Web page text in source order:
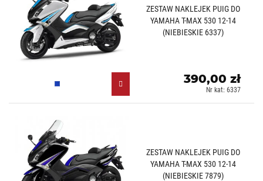
ZESTAW NAKLEJEK PUIG DO
YAMAHA T-MAX 530 12-14
(NIEBIESKIE 6337)
Niebieski (A)
390,00 zł
Nr kat: 6337
ZESTAW NAKLEJEK PUIG DO
YAMAHA T-MAX 530 12-14
(NIEBIESKIE 7879)